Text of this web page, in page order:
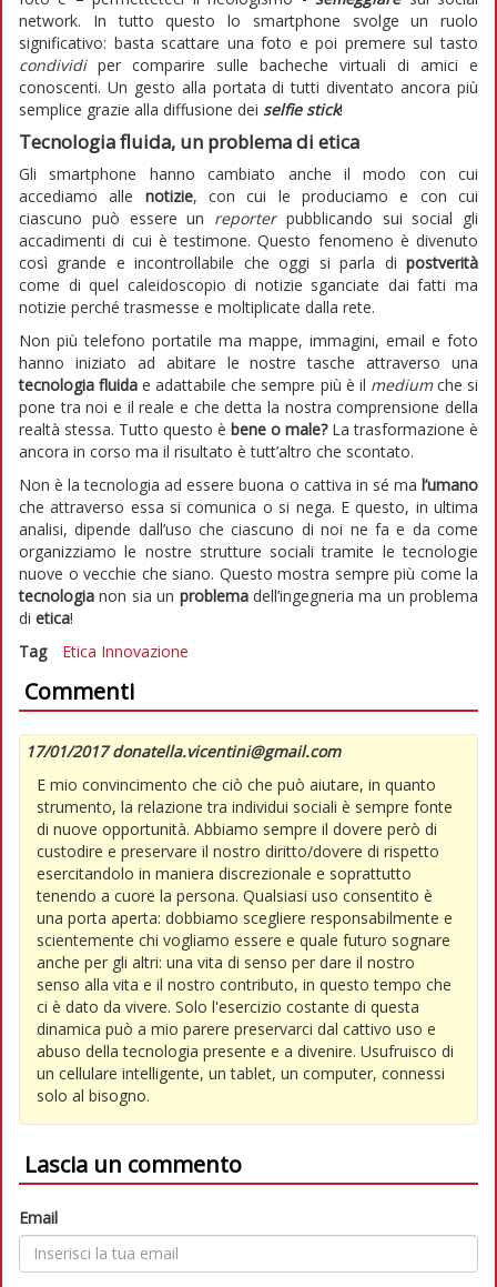
network. In tutto questo lo smartphone svolge un ruolo
significativo: basta scattare una foto e poi premere sul tasto
condividiper comparire sulle bacheche virtuali di amici e
conoscenti. Un gesto alla portata di tutti diventato ancora più
semplice grazie alla diffusione dei selfie stick!
Tecnologia fluida, un problema di etica
Gli smartphone hanno cambiato anche il modo con cui
accediamo alle notizie, con cui le produciamo e con cui
ciascuno può essere un reporterpubblicando sui social gli
accadimenti di cui è testimone. Questo fenomeno è divenuto
così grande e incontrollabile che oggi si parla di postverità
come di quel caleidoscopio di notizie sganciate dai fatti ma
notizie perché trasmesse e moltiplicate dalla rete.
Non più telefono portatile ma mappe, immagini, email e foto
hanno iniziato ad abitare le nostre tasche attraverso una
tecnologia fluida e adattabile che sempre più è il mediumche si
pone tra noi e il reale e che detta la nostra comprensione della
realtà stessa. Tutto questo è bene o male?La trasformazione è
ancora in corso ma il risultato è tutt’altro che scontato.
Non è la tecnologia ad essere buona o cattiva in sé ma l’umano
che attraverso essa si comunica o si nega. E questo, in ultima
analisi, dipende dall’uso che ciascuno di noi ne fa e da come
organizziamo le nostre strutture sociali tramite le tecnologie
nuove o vecchie che siano. Questo mostra sempre più come la
tecnologia non sia un problemadell’ingegneria ma un problema
di etica!
Tag
Etica Innovazione
Commenti
17/01/2017 donatella.vicentini@gmail.com
E mio convincimento che ciò che può aiutare, in quanto
strumento, la relazione tra individui sociali è sempre fonte
di nuove opportunità. Abbiamo sempre il dovere però di
custodire e preservare il nostro diritto/dovere di rispetto
esercitandolo in maniera discrezionale e soprattutto
tenendo a cuore la persona. Qualsiasi uso consentito è
una porta aperta: dobbiamo scegliere responsabilmente e
scientemente chi vogliamo essere e quale futuro sognare
anche per gli altri: una vita di senso per dare il nostro
senso alla vita e il nostro contributo, in questo tempo che
ci è dato da vivere. Solo l'esercizio costante di questa
dinamica può a mio parere preservarci dal cattivo uso e
abuso della tecnologia presente e a divenire. Usufruisco di
un cellulare intelligente, un tablet, un computer, connessi
solo al bisogno.
Lascia un commento
Email